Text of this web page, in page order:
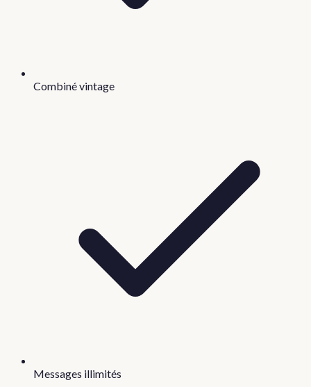
Combiné vintage
Messages illimités